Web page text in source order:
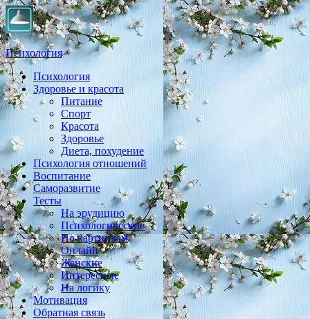
Психология
Практическая психология, личностный рост, экология,
здоровье, воспитание,
Психология
Здоровье и красота
Питание
Спорт
Красота
Здоровье
Диета, похудение
Психология отношений
Воспитание
Саморазвитие
Тесты
На эрудицию
Психологические
По картинкам
Онлайн
Женские
Интересные
На логику
Мотивация
Обратная связь